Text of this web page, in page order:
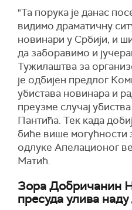
"Та порука је данас
видимо драматичну
новинари у Србији, и
да заборавимо и
Тужилаштва за
је одбијен предлог
убистава новинара и
преузме случај
Пантића. Тек када
биће више могућности
одлуке Апелационог
Матић.
Зора Добричанин
пресуда улива